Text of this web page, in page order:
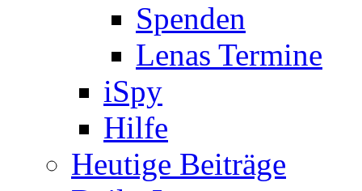
Spenden
Lenas Termine
iSpy
Hilfe
Heutige Beiträge